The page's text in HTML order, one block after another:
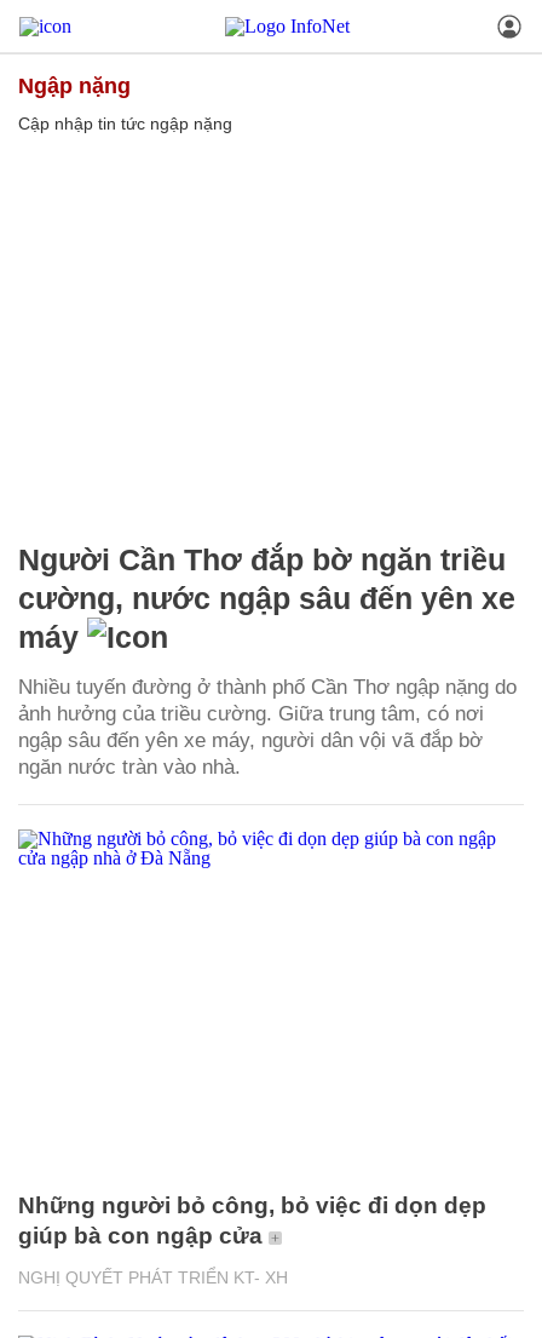
ngập nặng
Cập nhập tin tức ngập nặng
Người Cần Thơ đắp bờ ngăn triều
cường, nước ngập sâu đến yên xe
máy
Nhiều tuyến đường ở thành phố Cần Thơ ngập nặng do
ảnh hưởng của triều cường. Giữa trung tâm, có nơi
ngập sâu đến yên xe máy, người dân vội vã đắp bờ
ngăn nước tràn vào nhà.
NGHỊ QUYẾT PHÁT TRIỂN KT- XH
Những người bỏ công, bỏ việc đi dọn dẹp
giúp bà con ngập cửa